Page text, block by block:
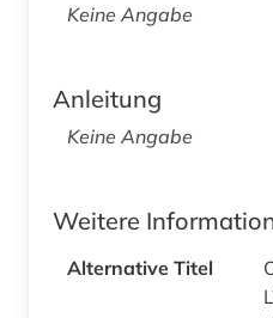
Keine Angabe
Anleitung
Keine Angabe
Weitere
Alternative Titel